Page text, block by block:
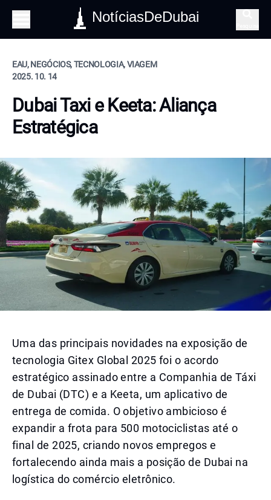
NotíciasDeDubai
EAU, NEGÓCIOS, TECNOLOGIA, VIAGEM
2025. 10. 14
Dubai Taxi e Keeta: Aliança
Estratégica
Uma das principais novidades na exposição de
tecnologia Gitex Global 2025 foi o acordo
estratégico assinado entre a Companhia de Táxi
de Dubai (DTC) e a Keeta, um aplicativo de
entrega de comida. O objetivo ambicioso é
expandir a frota para 500 motociclistas até o
final de 2025, criando novos empregos e
fortalecendo ainda mais a posição de Dubai na
logística do comércio eletrônico.